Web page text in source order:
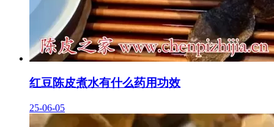
红豆陈皮煮水有什么药用功效
25-06-05